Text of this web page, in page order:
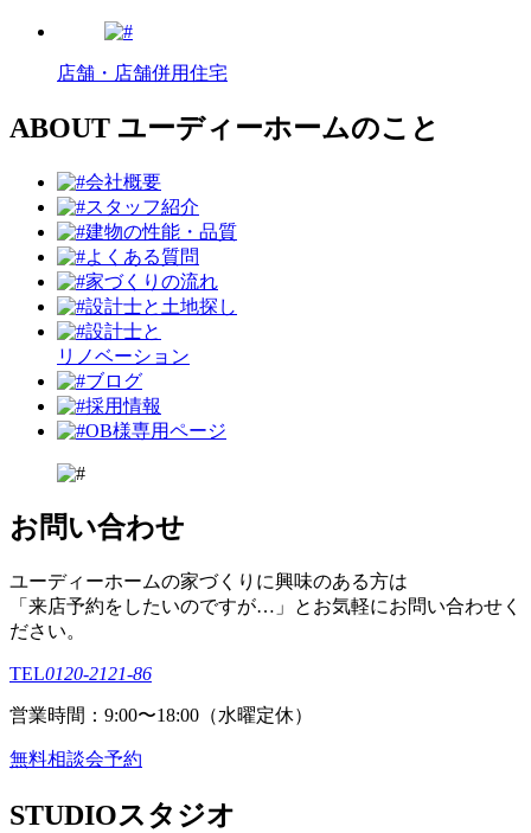
店舗・店舗併用住宅
ABOUT ユーディーホームのこと
会社概要
スタッフ紹介
建物の性能・品質
よくある質問
家づくりの流れ
設計⼠と⼟地探し
設計士と
リノベーション
ブログ
採用情報
OB様専用ページ
お問い合わせ
ユーディーホームの家づくりに興味のある⽅は
「来店予約をしたいのですが…」とお気軽にお問い合わせく
ださい。
TEL0120-2121-86
営業時間：9:00〜18:00（⽔曜定休）
無料相談会予約
STUDIOスタジオ